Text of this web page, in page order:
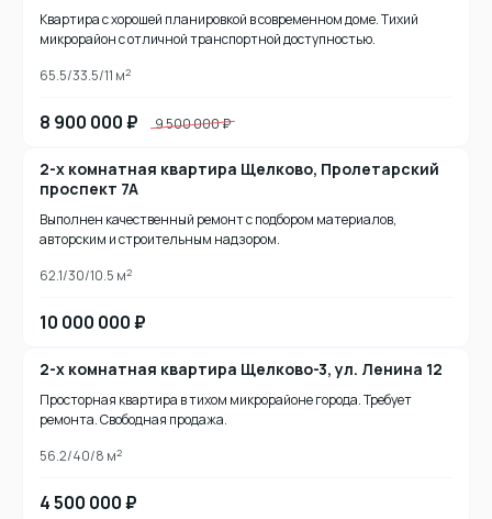
Квартира с хорошей планировкой в современном доме. Тихий
микрорайон с отличной транспортной доступностью.
65.5/33.5/11 м2
8 900 000 ₽ 9 500 000 ₽
2-х комнатная квартира Щелково, Пролетарский
проспект 7А
Выполнен качественный ремонт с подбором материалов,
авторским и строительным надзором.
62.1/30/10.5 м2
10 000 000 ₽
2-х комнатная квартира Щелково-3, ул. Ленина 12
Просторная квартира в тихом микрорайоне города. Требует
ремонта. Свободная продажа.
56.2/40/8 м2
4 500 000 ₽